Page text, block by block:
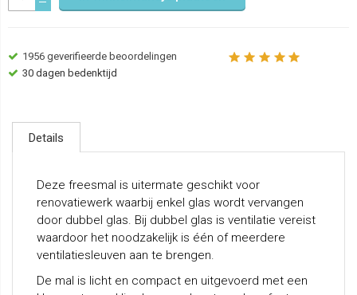
1956 geverifieerde beoordelingen
30 dagen bedenktijd
Details
Deze freesmal is uitermate geschikt voor
renovatiewerk waarbij enkel glas wordt vervangen
door dubbel glas. Bij dubbel glas is ventilatie vereist
waardoor het noodzakelijk is één of meerdere
ventilatiesleuven aan te brengen.
De mal is licht en compact en uitgevoerd met een